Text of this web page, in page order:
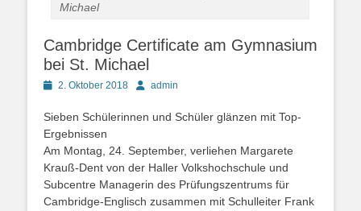
Michael
Cambridge Certificate am Gymnasium
bei St. Michael
Posted2. Oktober 2018 Authoradmin
Sieben Schülerinnen und Schüler glänzen mit Top-
Ergebnissen
Am Montag, 24. September, verliehen Margarete
Krauß-Dent von der Haller Volkshochschule und
Subcentre Managerin des Prüfungszentrums für
Cambridge-Englisch zusammen mit Schulleiter Frank